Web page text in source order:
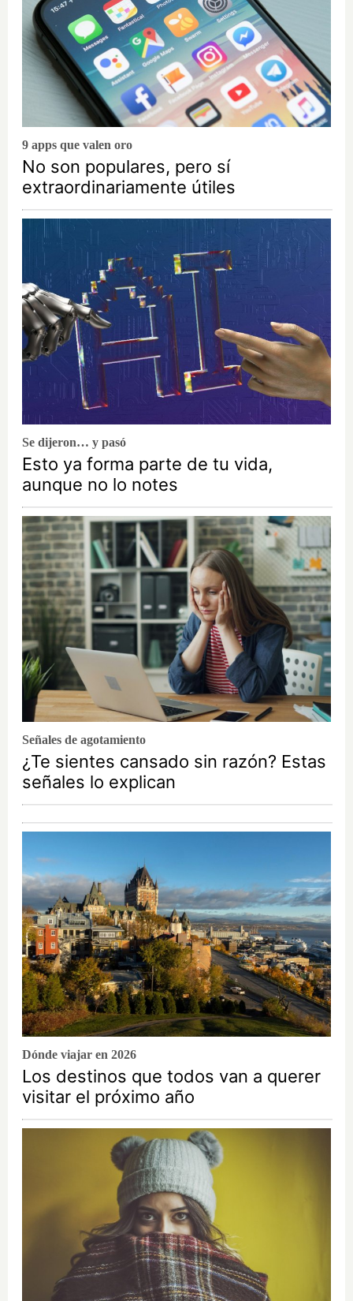
9 apps que valen oro
No son populares, pero sí
extraordinariamente útiles
Se dijeron… y pasó
Esto ya forma parte de tu vida,
aunque no lo notes
Señales de agotamiento
¿Te sientes cansado sin razón? Estas
señales lo explican
Dónde viajar en 2026
Los destinos que todos van a querer
visitar el próximo año